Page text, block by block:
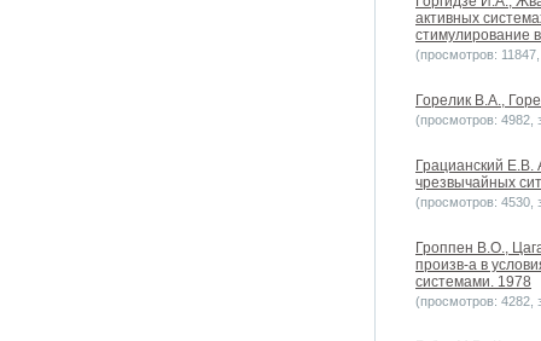
активных
стимулирование
(просмотров:
Горелик В.А.,
(просмотров: 4982,
Грацианский
чрезвычайных
(просмотров: 4530,
Гроппен В.О.,
произв-а в
системами. 1978
(просмотров: 4282,